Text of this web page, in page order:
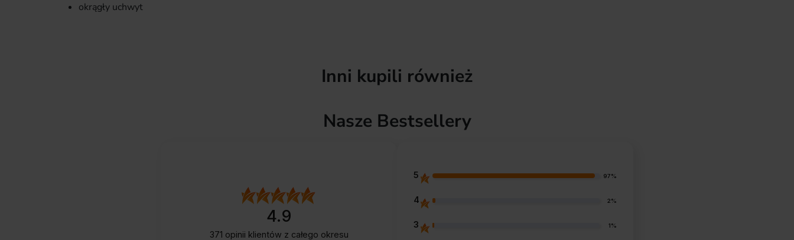
okrągły uchwyt
Inni kupili również
Nasze Bestsellery
4.9
371 opinii klientów z całego okresu
5 97%
4 2%
3 1%